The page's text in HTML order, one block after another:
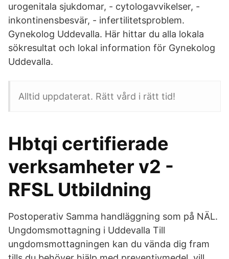
urogenitala sjukdomar, - cytologavvikelser, -
inkontinensbesvär, - infertilitetsproblem.
Gynekolog Uddevalla. Här hittar du alla lokala
sökresultat och lokal information för Gynekolog
Uddevalla.
Alltid uppdaterat. Rätt vård i rätt tid!
Hbtqi certifierade
verksamheter v2 -
RFSL Utbildning
Postoperativ Samma handläggning som på NÄL.
Ungdomsmottagning i Uddevalla Till
ungdomsmottagningen kan du vända dig fram